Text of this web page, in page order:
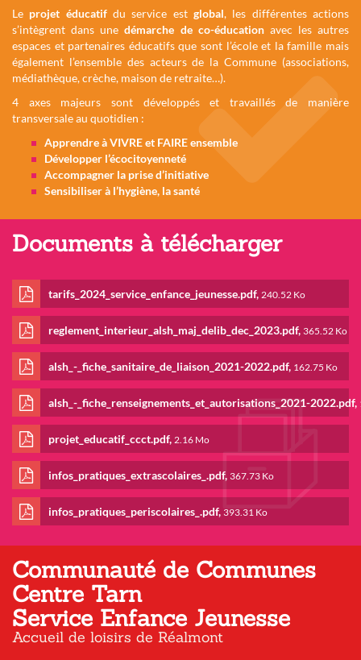
Le projet éducatifdu service estglobal, les différentes actions
s’intègrent dans unedémarche de co-éducationavec les autres
espaces et partenaires éducatifs que sont l’école et la famille mais
également l’ensemble des acteurs de la Commune (associations,
médiathèque, crèche, maison de retraite…).
4 axes majeurs sont développés et travaillés de manière
transversale au quotidien :
Apprendre à VIVRE et FAIRE ensemble
Développer l’écocitoyenneté
Accompagner la prise d’initiative
Sensibiliser à l’hygiène, la santé
Documents à télécharger
tarifs_2024_service_enfance_jeunesse.pdf, 240.52 Ko
reglement_interieur_alsh_maj_delib_dec_2023.pdf, 365.52 Ko
alsh_-
2022.pdf
alsh_-_fiche_sanitaire_de_liaison_2021-2022.pdf, 162.75 Ko
alsh_-
2022.pdf
alsh_-_fiche_renseignements_et_autorisations_2021-2022.pdf,
projet_educatif_ccct.pdf
projet_educatif_ccct.pdf, 2.16 Mo
infos_pratiques_extrascolaires_.pdf, 367.73 Ko
infos_pratiques_periscolaires_.pdf, 393.31 Ko
Communauté de Communes
Centre Tarn
Service Enfance Jeunesse:
Accueil de loisirs de Réalmont